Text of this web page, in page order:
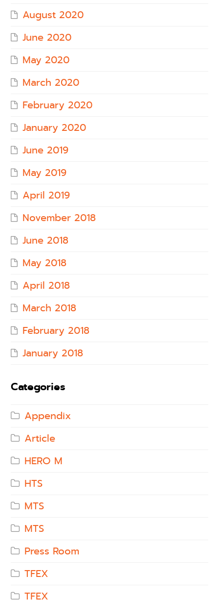
August 2020
June 2020
May 2020
March 2020
February 2020
January 2020
June 2019
May 2019
April 2019
November 2018
June 2018
May 2018
April 2018
March 2018
February 2018
January 2018
Categories
Appendix
Article
HERO M
HTS
MTS
MTS
Press Room
TFEX
TFEX